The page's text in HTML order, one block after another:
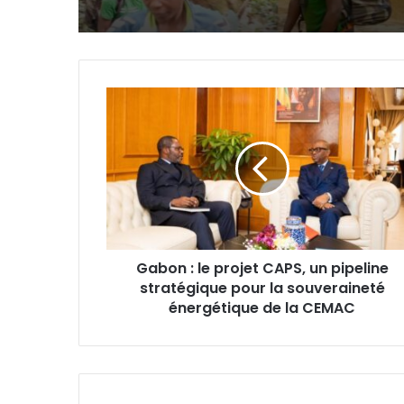
projet
CAPS,
pipeline
stratégique
pour
souveraineté
la
Gabon : le projet CAPS, un pipeline
stratégique pour la souveraineté
énergétique de la CEMAC